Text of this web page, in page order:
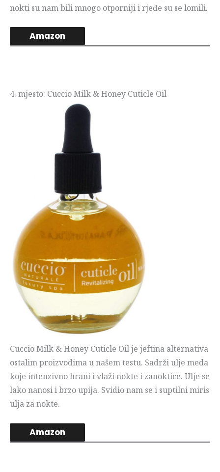
nokti su nam bili mnogo otporniji i rjeđe su se lomili.
Amazon
4. mjesto: Cuccio Milk & Honey Cuticle Oil
Cuccio Milk & Honey Cuticle Oil je jeftina alternativa
ostalim proizvodima u našem testu. Sadrži ulje meda
koje intenzivno hrani i vlaži nokte i zanoktice. Ulje se
lako nanosi i brzo upija. Svidio nam se i suptilni miris
ulja za nokte.
Amazon